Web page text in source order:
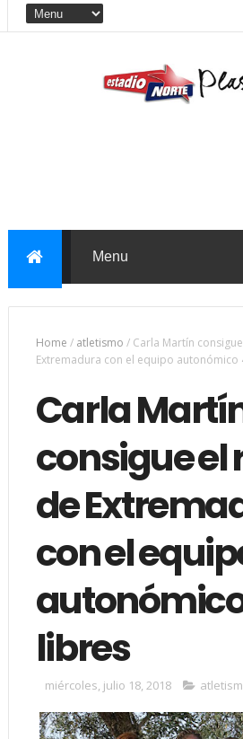
Home / atletismo / Carla Martín
Extremadura con el equipo autonómico
Carla
consigue el
de
con el
libres
miércoles, julio 18, 2018